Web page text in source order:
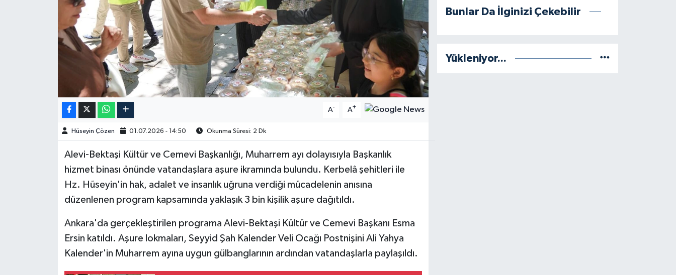
A- A+
Hüseyin Çözen 01.07.2026 - 14:50 Okunma Süresi: 2 Dk
Alevi-Bektaşi Kültür ve Cemevi Başkanlığı, Muharrem ayı dolayısıyla Başkanlık
hizmet binası önünde vatandaşlara aşure ikramında bulundu. Kerbelâ şehitleri ile
Hz. Hüseyin'in hak, adalet ve insanlık uğruna verdiği mücadelenin anısına
düzenlenen program kapsamında yaklaşık 3 bin kişilik aşure dağıtıldı.
Ankara'da gerçekleştirilen programa Alevi-Bektaşi Kültür ve Cemevi Başkanı Esma
Ersin katıldı. Aşure lokmaları, Seyyid Şah Kalender Veli Ocağı Postnişini Ali Yahya
Kalender'in Muharrem ayına uygun gülbanglarının ardından vatandaşlarla paylaşıldı.
Bunlar Da İlginizi Çekebilir
Yükleniyor...
Kim kimdir?
Kültür Sanat
Televizyon